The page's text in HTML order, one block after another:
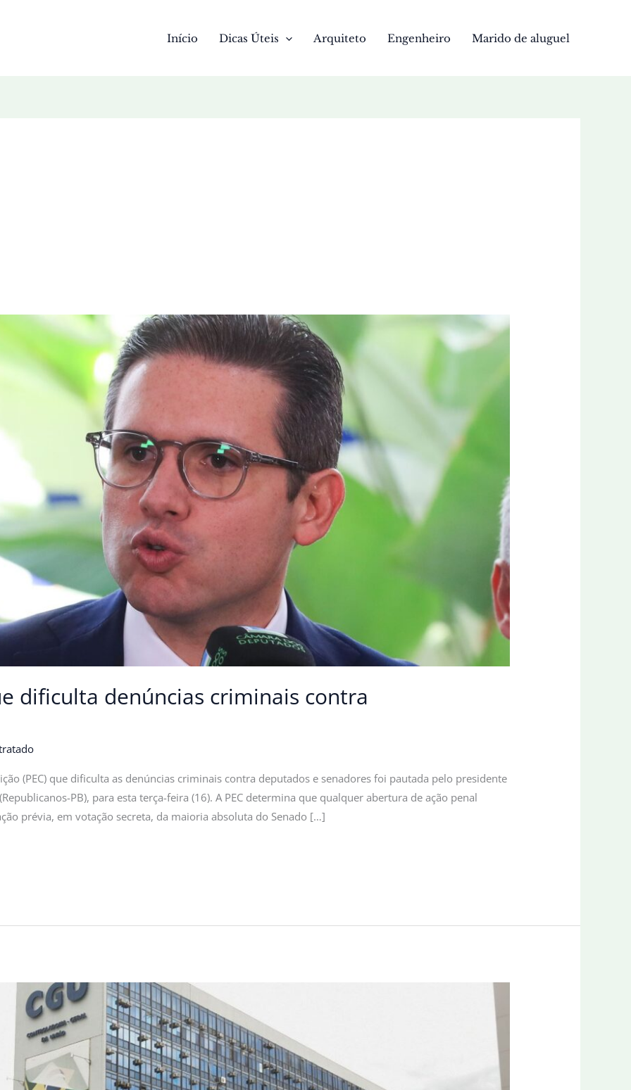
Início Dicas Úteis Arquiteto Engenheiro Marido de aluguel
dificulta denúncias criminais contra
(PEC) que dificulta as denúncias criminais contra deputados e senadores foi pautada pelo presidente
PB), para esta terça-feira (16). A PEC determina que qualquer abertura de ação penal
prévia, em votação secreta, da maioria absoluta do Senado […]